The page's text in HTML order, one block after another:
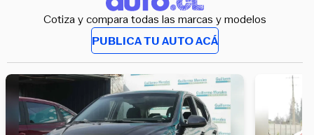
Cotiza y compara todas las marcas y modelos
PUBLICA TU AUTO ACÁ